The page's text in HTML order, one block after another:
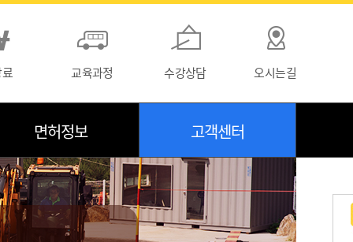
교육과정 수강상담 오시는길
면허정보 고객센터